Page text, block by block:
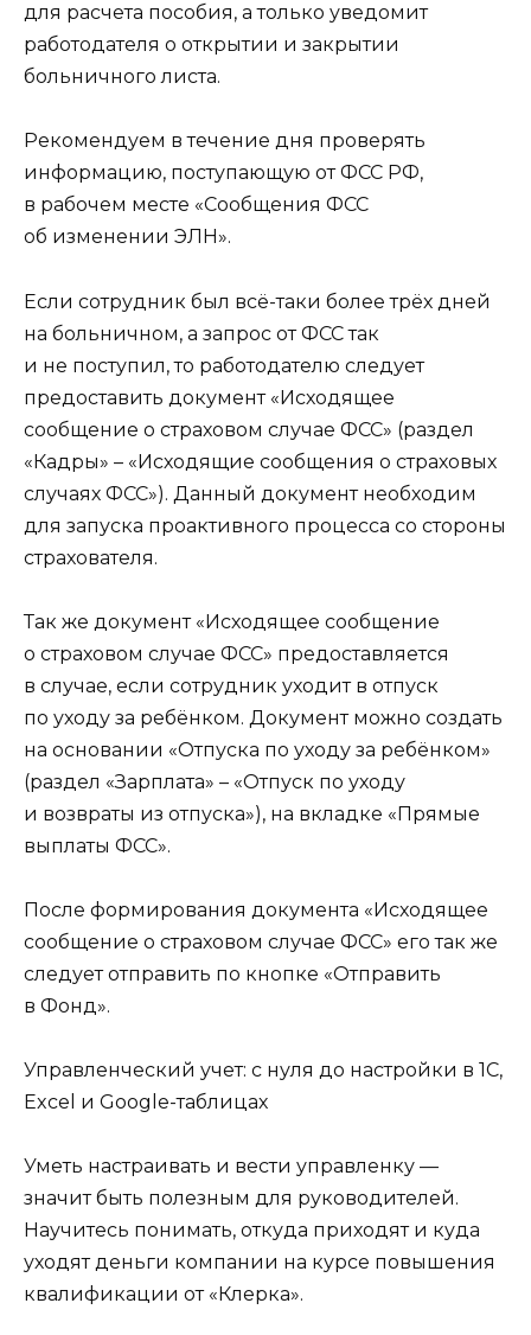
для расчета пособия, а только уведомит
работодателя о открытии и закрытии
больничного листа.
Рекомендуем в течение дня проверять
информацию, поступающую от ФСС РФ,
в рабочем месте «Сообщения ФСС
об изменении ЭЛН».
Если сотрудник был всё-таки более трёх дней
на больничном, а запрос от ФСС так
и не поступил, то работодателю следует
предоставить документ «Исходящее
сообщение о страховом случае ФСС» (раздел
«Кадры» – «Исходящие сообщения о страховых
случаях ФСС»). Данный документ необходим
для запуска проактивного процесса со стороны
страхователя.
Так же документ «Исходящее сообщение
о страховом случае ФСС» предоставляется
в случае, если сотрудник уходит в отпуск
по уходу за ребёнком. Документ можно создать
на основании «Отпуска по уходу за ребёнком»
(раздел «Зарплата» – «Отпуск по уходу
и возвраты из отпуска»), на вкладке «Прямые
выплаты ФСС».
После формирования документа «Исходящее
сообщение о страховом случае ФСС» его так же
следует отправить по кнопке «Отправить
в Фонд».
Управленческий учет: с нуля до настройки в 1С,
Excel и Google-таблицах
Уметь настраивать и вести управленку —
значит быть полезным для руководителей.
Научитесь понимать, откуда приходят и куда
уходят деньги компании на курсе повышения
квалификации от «Клерка».